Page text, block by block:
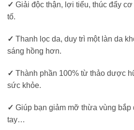
✓ Giải độc thận, lợi tiểu, thúc đẩy
tố.
✓ Thanh lọc da, duy trì một làn da
sáng hồng hơn.
✓ Thành phần 100% từ thảo dược
sức khỏe.
✓ Giúp bạn giảm mỡ thừa vùng bắp
tay…